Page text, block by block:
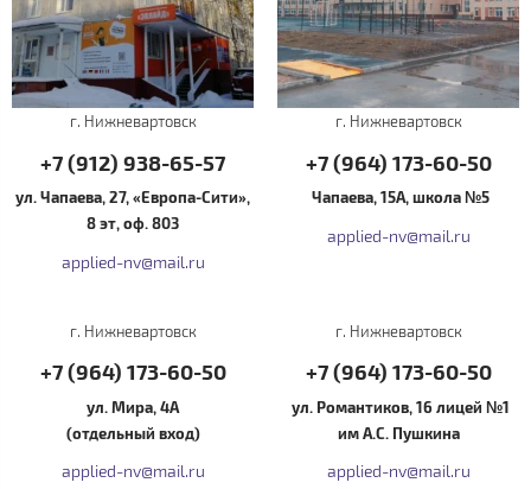
г. Нижневартовск
+7 (912) 938-65-57
ул. Чапаева, 27, «Европа-Сити»,
8 эт, оф. 803
applied-nv@mail.ru​
г. Нижневартовск
+7 (964) 173-60-50
Чапаева, 15А, школа №5
applied-nv@mail.ru​
г. Нижневартовск
+7 (964) 173-60-50
ул. Мира, 4А
(отдельный вход)
applied-nv@mail.ru​
г. Нижневартовск
+7 (964) 173-60-50
ул. Романтиков, 16 лицей №1
им А.С. Пушкина
applied-nv@mail.ru​